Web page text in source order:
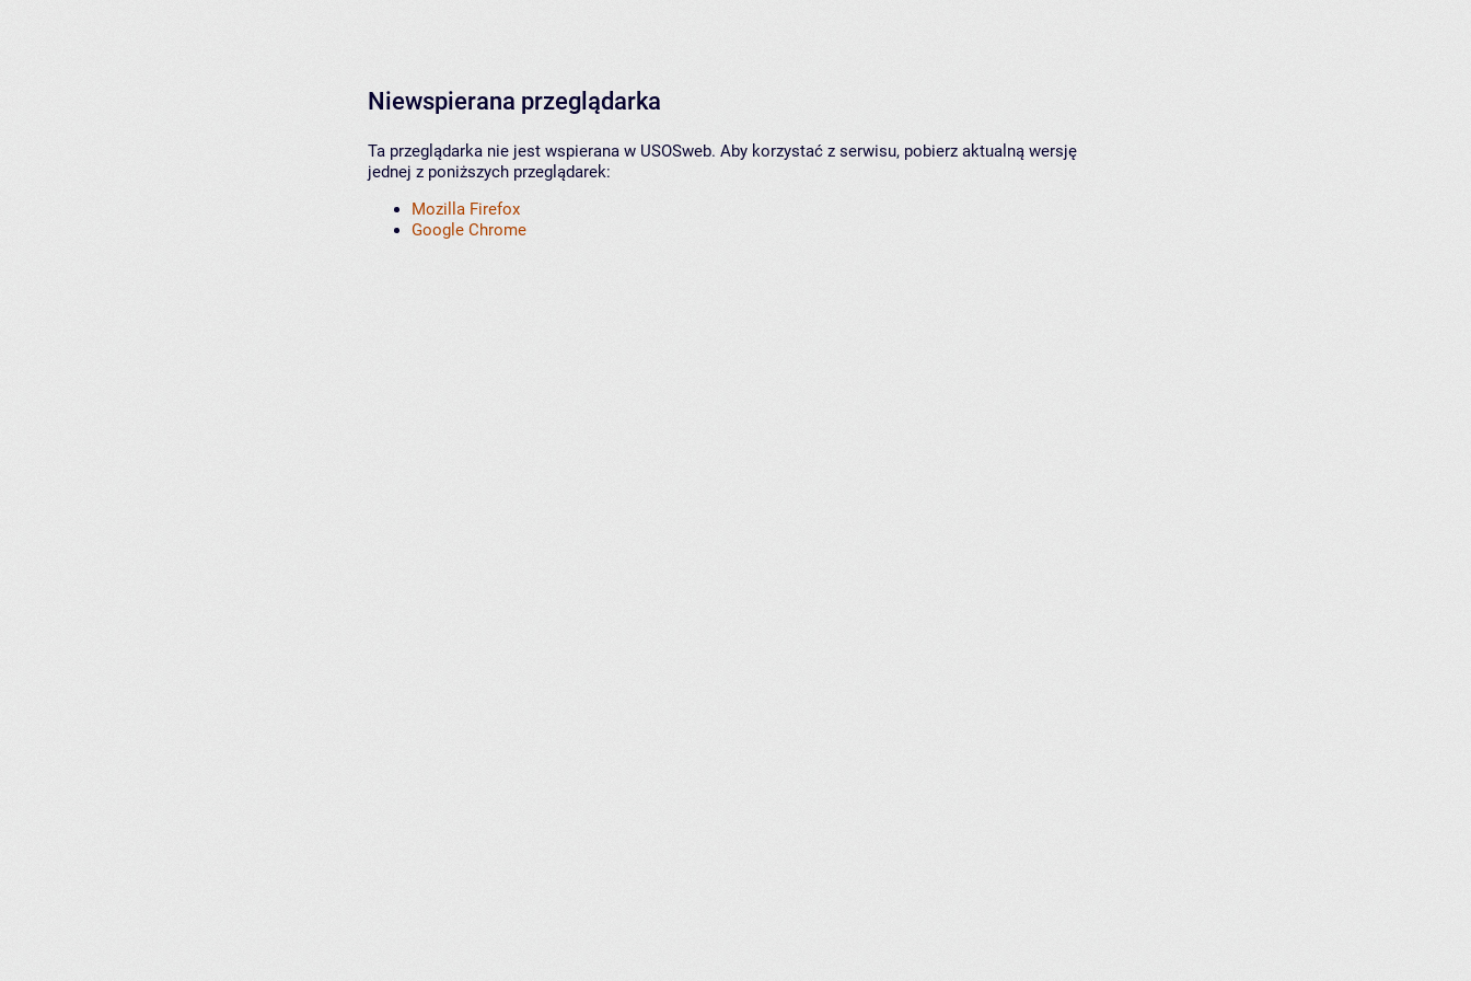
Niewspierana przeglądarka
Ta przeglądarka nie jest wspierana w USOSweb. Aby korzystać z serwisu, pobierz aktualną wersję
jednej z poniższych przeglądarek:
Mozilla Firefox
Google Chrome